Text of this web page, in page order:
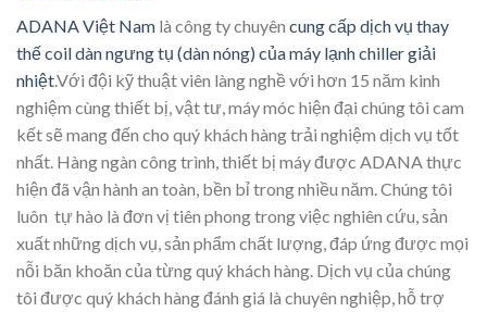
ADANA Việt Nam là công ty chuyên cung cấp dịch vụ thay
thế coil dàn ngưng tụ (dàn nóng) của máy lạnh chiller giải
nhiệt.Với đội kỹ thuật viên làng nghề với hơn 15 năm kinh
nghiệm cùng thiết bị, vật tư, máy móc hiện đại chúng tôi cam
kết sẽ mang đến cho quý khách hàng trải nghiệm dịch vụ tốt
nhất. Hàng ngàn công trình, thiết bị máy được ADANA thực
hiện đã vận hành an toàn, bền bỉ trong nhiều năm. Chúng tôi
luôn tự hào là đơn vị tiên phong trong việc nghiên cứu, sản
xuất những dịch vụ, sản phẩm chất lượng, đáp ứng được mọi
nỗi băn khoăn của từng quý khách hàng. Dịch vụ của chúng
tôi được quý khách hàng đánh giá là chuyên nghiệp, hỗ trợ